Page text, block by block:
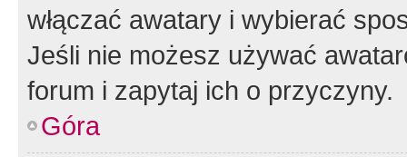
włączać awatary i wybierać
Jeśli nie możesz używać
forum i zapytaj ich o przyczyny.
Góra